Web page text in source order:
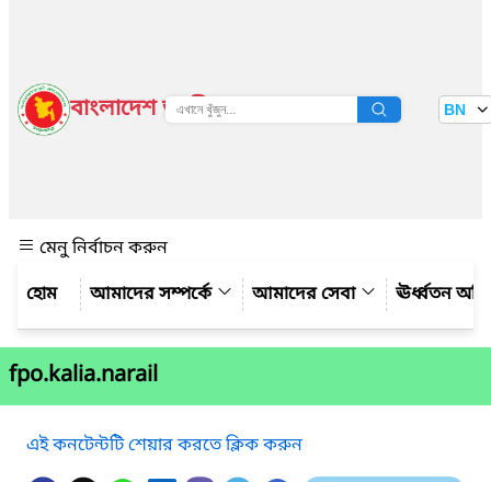
বাংলাদেশ জাতীয় তথ্য বাতায়ন BN
মেনু নির্বাচন করুন
আমাদের সম্পর্কে
আমাদের সেবা ঊর্ধ্বতন
fpo.kalia.narail
এই কনটেন্টটি শেয়ার করতে ক্লিক করুন